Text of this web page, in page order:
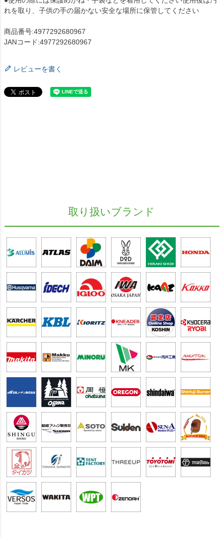
れを取り、子供の手の届かない安全な場所に保管してください
商品番号:4977292680967
JANコード:4977292680967
レビューを書く
取り扱いブランド